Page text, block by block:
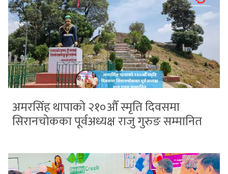
अमरसिंह थापाको २१०औँ स्मृति दिवसमा
सिरानचोकका पूर्वअध्यक्ष राजु गुरुङ सम्मानित